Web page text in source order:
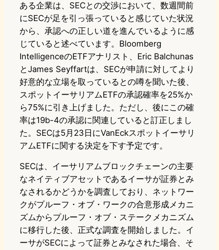
ある企業は、SECとの交渉において、数週間前
にSECが足を引っ張っていると感じていた状況
から、承認への正しい道を進んでいるように感
じていると述べています。Bloomberg
IntelligenceのETFアナリスト、Eric Balchunas
とJames Seyffartは、SECが申請に対してより
好意的な立場を取っているとの噂を聞いた後、
スポットイーサリアムETFの承認確率を25%か
ら75%に引き上げました。ただし、後にこの確
率は19b-4の承認に関連していると訂正しまし
た。SECは5月23日にVanEckスポットイーサリ
アムETFに関する決定を下す予定です。
SECは、イーサリアムブロックチェーンの主要
なネイティブアセットであるイーサが証券とみ
なされるかどうかを調査しており、ネットワー
クがプルーフ・オブ・ワークの合意形成メカニ
ズムからプルーフ・オブ・ステークメカニズム
に移行した後、正式な調査を開始しました。イ
ーサがSECによって証券とみなされた場合、そ